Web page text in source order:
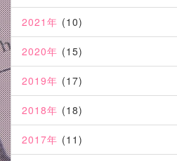
2021年 (10)
2020年 (15)
2019年 (17)
2018年 (18)
2017年 (11)